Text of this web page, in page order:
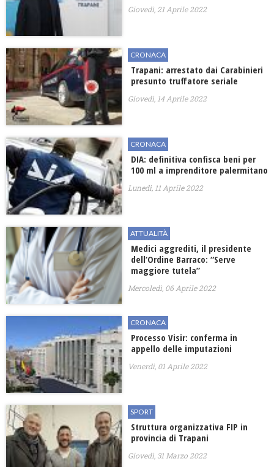
Giovedì, 21 Aprile 2022
CRONACA
Trapani: arrestato dai Carabinieri
presunto truffatore seriale
Giovedì, 14 Aprile 2022
CRONACA
DIA: definitiva confisca beni per
100 ml a imprenditore palermitano
Lunedì, 11 Aprile 2022
ATTUALITÀ
Medici aggrediti, il presidente
dell’Ordine Barraco: “Serve
maggiore tutela”
Mercoledì, 06 Aprile 2022
CRONACA
Processo Visir: conferma in
appello delle imputazioni
Venerdì, 01 Aprile 2022
SPORT
Struttura organizzativa FIP in
provincia di Trapani
Giovedì, 31 Marzo 2022